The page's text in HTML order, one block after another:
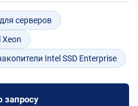
серверов
Intel SSD Enterprise
запросу